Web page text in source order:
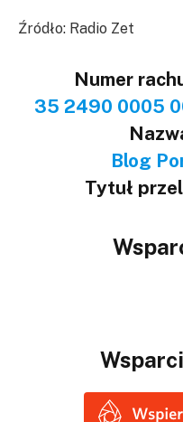
Źródło: Radio Zet
Numer
35 2490 0005
Blog
Tytuł